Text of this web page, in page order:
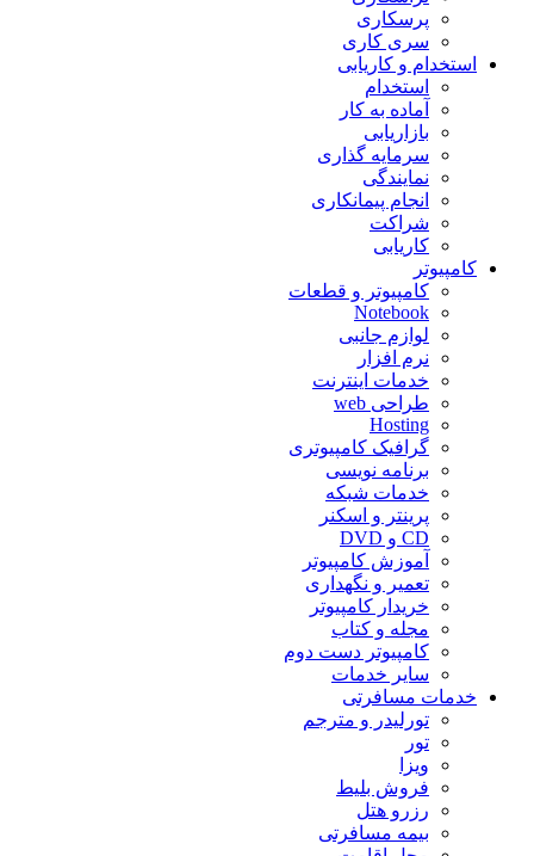
پرسکاری
سری کاری
استخدام و کاریابی
استخدام
آماده به کار
بازاریابی
سرمایه گذاری
نمایندگی
انجام پیمانکاری
شراکت
کاریابی
کامپیوتر
کامپیوتر و قطعات
Notebook
لوازم جانبی
نرم افزار
خدمات اینترنت
طراحی web
Hosting
گرافیک کامپیوتری
برنامه نویسی
خدمات شبکه
پرینتر و اسکنر
CD و DVD
آموزش کامپیوتر
تعمیر و نگهداری
خریدار کامپیوتر
مجله و کتاب
کامپیوتر دست دوم
سایر خدمات
خدمات مسافرتی
تورلیدر و مترجم
تور
ویزا
فروش بلیط
رزرو هتل
بیمه مسافرتی